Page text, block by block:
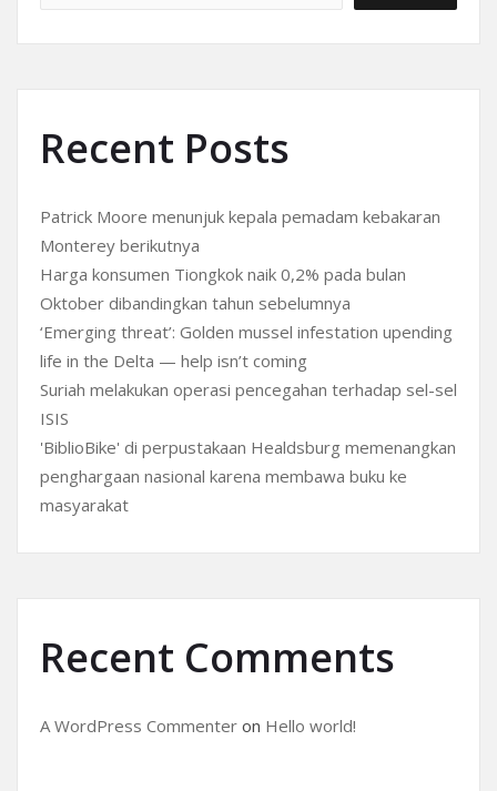
Recent Posts
Patrick Moore menunjuk kepala pemadam kebakaran
Monterey berikutnya
Harga konsumen Tiongkok naik 0,2% pada bulan
Oktober dibandingkan tahun sebelumnya
‘Emerging threat’: Golden mussel infestation upending
life in the Delta — help isn’t coming
Suriah melakukan operasi pencegahan terhadap sel-sel
ISIS
'BiblioBike' di perpustakaan Healdsburg memenangkan
penghargaan nasional karena membawa buku ke
masyarakat
Recent Comments
A WordPress Commenter on Hello world!